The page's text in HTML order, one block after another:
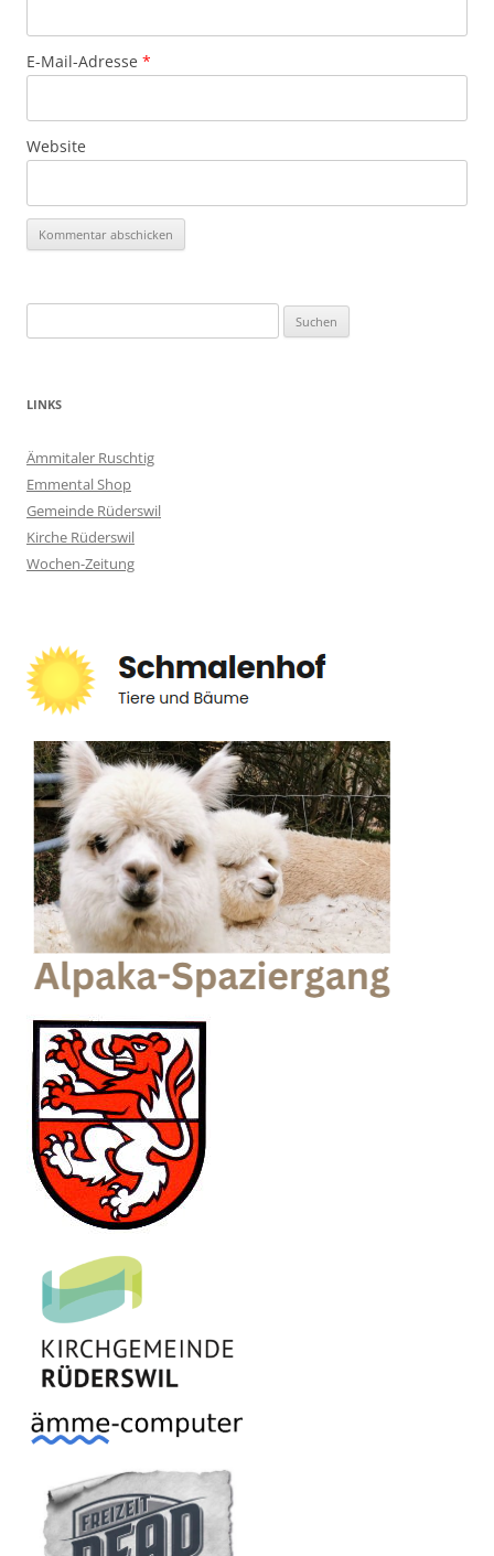
E-Mail-Adresse *
Website
nach:
LINKS
Ämmitaler Ruschtig
Emmental Shop
Gemeinde Rüderswil
Kirche Rüderswil
Wochen-Zeitung